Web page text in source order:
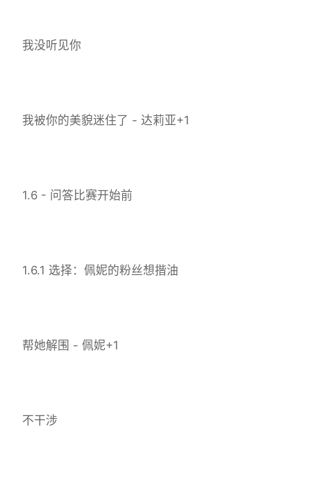
我没听见你
我被你的美貌迷住了 - 达莉亚+1
1.6 - 问答比赛开始前
1.6.1 选择：佩妮的粉丝想揩油
帮她解围 - 佩妮+1
不干涉